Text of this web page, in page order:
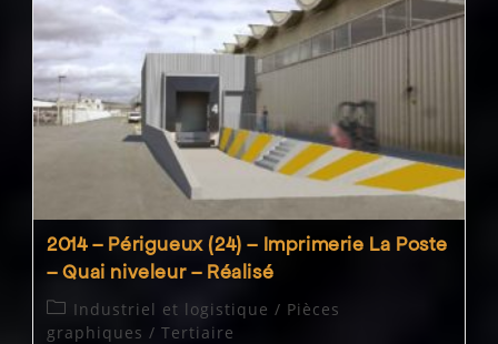
–
Imprimerie
La
Poste
–
Plateforme
Déchets
–
Direction
Travaux
2014 – Périgueux (24) – Imprimerie La Poste
– Quai niveleur – Réalisé
Post
category:
Industriel et logistique / Pièces
graphiques / Tertiaire